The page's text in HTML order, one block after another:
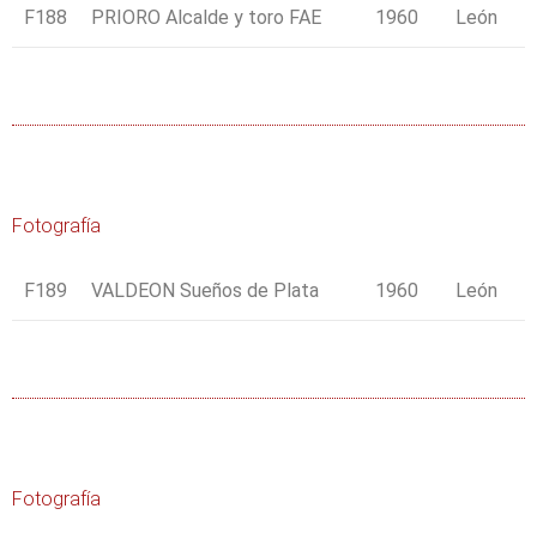
F188 PRIORO Alcalde y toro FAE 1960 León
Fotografía
F189 VALDEON Sueños de Plata 1960 León
Fotografía